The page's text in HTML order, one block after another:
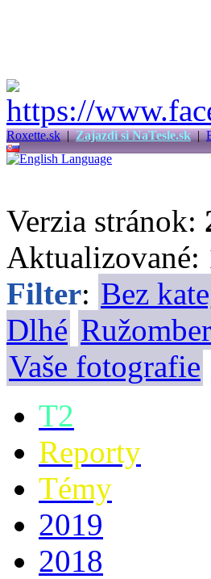
Roxette.sk|Zajazdi si NaTesle.sk|
Verzia stránok:
Aktualizované:
Filter: Bez
Dlhé
Vaše fotografie
T2
Reporty
Témy
2019
2018